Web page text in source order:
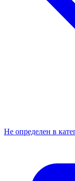
Не определен в